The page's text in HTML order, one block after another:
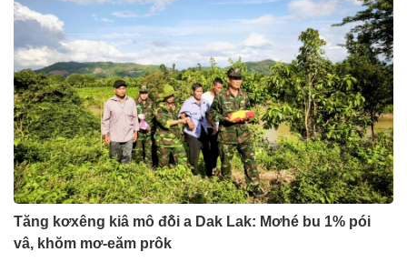
Tăng kơxêng kiâ mô đô̆i a Dak Lak: Mơhé bu 1% pói
vâ, khŏm mơ-eăm prôk